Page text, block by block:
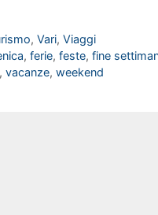
, Vari, Viaggi
, ferie, feste, fine
, vacanze, weekend